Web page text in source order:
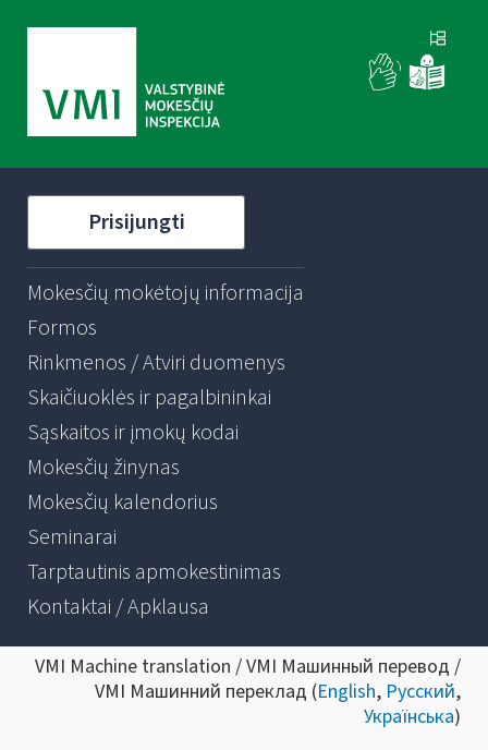
Prisijungti
Mokesčių mokėtojų informacija
Formos
Rinkmenos / Atviri duomenys
Skaičiuoklės ir pagalbininkai
Sąskaitos ir įmokų kodai
Mokesčių žinynas
Mokesčių kalendorius
Seminarai
Tarptautinis apmokestinimas
Kontaktai / Apklausa
VMI Machine translation / VMI Машинный перевод /
VMI Машинний переклад (English, Русский,
Українська)